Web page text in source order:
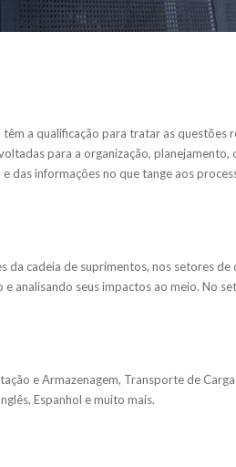
a qualificação para tratar as questões
para a organização,
das informações no que tange aos
da cadeia de suprimentos, nos setores de
analisando seus impactos ao meio. No
e Armazenagem, Transporte de
Espanhol e muito mais.